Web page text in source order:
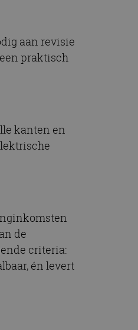
aan revisie
praktisch
kanten en
de
criteria:
én levert